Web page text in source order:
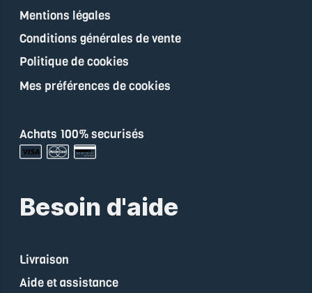
Mentions légales
Conditions générales de vente
Politique de cookies
Mes préférences de cookies
Achats 100% securisés
Besoin d'aide
Livraison
Aide et assistance